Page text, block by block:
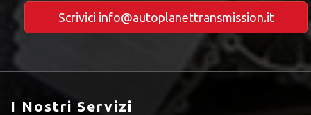
Scrivici info@autoplanettransmission.it
I Nostri Servizi